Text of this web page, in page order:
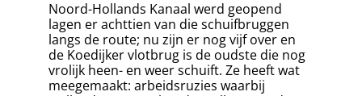
Noord-Hollands Kanaal werd geopend
lagen er achttien van die schuifbruggen
langs de route; nu zijn er nog vijf over en
de Koedijker vlotbrug is de oudste die nog
vrolijk heen- en weer schuift. Ze heeft wat
meegemaakt: arbeidsruzies waarbij